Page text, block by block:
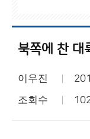
이우진
조회수